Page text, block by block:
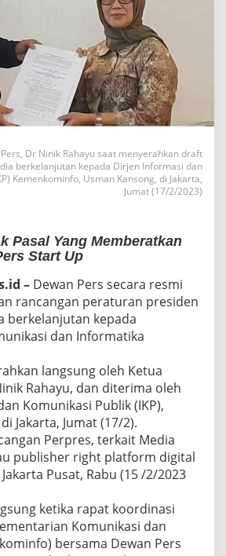
Dr Ninik Rahayu saat menyerahkan draft
berkelanjutan kepada Dirjen Informasi dan
Kemenkominfo, Usman Kansong, di Jakarta,
Jumat (17/2/2023)
Pasal Yang Memberatkan
Start Up
– Dewan Pers secara resmi
rancangan peraturan presiden
berkelanjutan kepada
dan Informatika
langsung oleh Ketua
Rahayu, dan diterima oleh
Komunikasi Publik (IKP),
Jakarta, Jumat (17/2).
Perpres, terkait Media
publisher right platform digital
Pusat, Rabu (15 /2/2023
ketika rapat koordinasi
Komunikasi dan
bersama Dewan Pers